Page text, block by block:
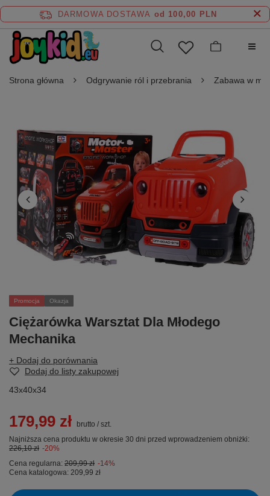
DARMOWA DOSTAWA od 100,00 PLN
Strona główna Odgrywanie ról i przebrania Zabawa w
Promocja Okazja
Ciężarówka Warsztat Dla Młodego
Mechanika
+ Dodaj do porównania
Dodaj do listy zakupowej
43x40x34
179,99 zł brutto / szt.
Najniższa cena produktu w okresie 30 dni przed wprowadzeniem obniżki:
226,10 zł -20%
Cena regularna: 209,99 zł -14%
Cena katalogowa: 209,99 zł